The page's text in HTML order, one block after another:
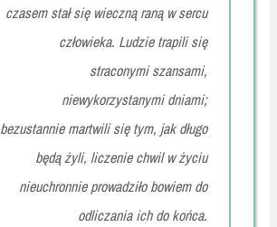
czasem stał się wieczną raną w sercu
człowieka. Ludzie trapili się
straconymi szansami,
niewykorzystanymi dniami;
bezustannie martwili się tym, jak długo
będą żyli, liczenie chwil w życiu
nieuchronnie prowadziło bowiem do
odliczania ich do końca.